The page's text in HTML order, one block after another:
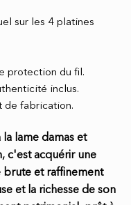
sur les 4 platines
protection du fil.
inclus.
de fabrication.
la lame damas et
c'est acquérir une
et raffinement
et la richesse de son